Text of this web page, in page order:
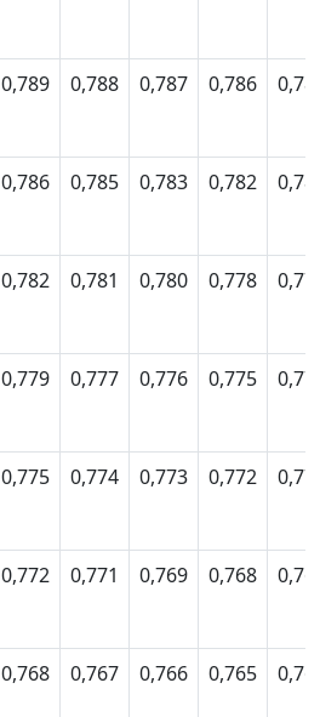
0,789 0,788 0,787 0,786
0,786 0,785 0,783 0,782
0,782 0,781 0,780 0,778
0,779 0,777 0,776 0,775
0,775 0,774 0,773 0,772
0,772 0,771 0,769 0,768
0,768 0,767 0,766 0,765